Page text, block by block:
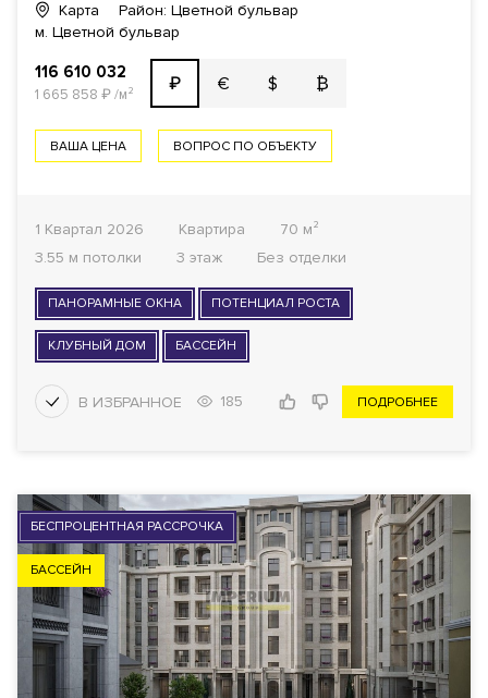
Карта
Район: Цветной бульвар
м. Цветной бульвар
116 610 032
1 665 858 ₽/м² ₽ € $ ₿
ВАША ЦЕНА ВОПРОС ПО ОБЪЕКТУ
1 Квартал 2026 Квартира
70 м²
3.55 м потолки
3 этаж Без отделки
ПАНОРАМНЫЕ ОКНА ПОТЕНЦИАЛ РОСТА
КЛУБНЫЙ ДОМ БАССЕЙН
185 ПОДРОБНЕЕ
БЕСПРОЦЕНТНАЯ РАССРОЧКА
БАССЕЙН